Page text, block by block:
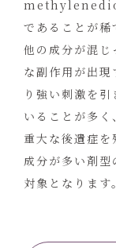
であることが稀
他の成分が混じ
な副作用が出
り強い刺激を
いることが多
重大な後遺症
成分が多い剤
対象となります。